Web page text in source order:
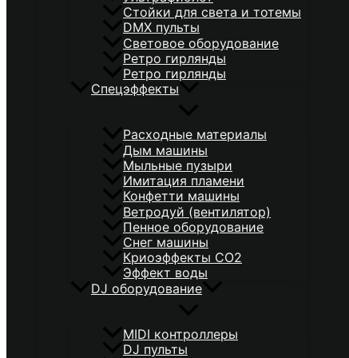
Стойки для света и тотемы
DMX пульты
Световое оборудование
Ретро гирлянды
Ретро гирлянды
Спецэффекты
Расходные материалы
Дым машины
Мыльные пузыри
Имитация пламени
Конфетти машины
Ветродуй (вентилятор)
Пенное оборудование
Снег машины
Криоэффекты CO2
Эффект воды
DJ оборудование
MIDI контроллеры
DJ пульты